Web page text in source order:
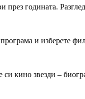
през годината.
и изберете
си кино звезди –